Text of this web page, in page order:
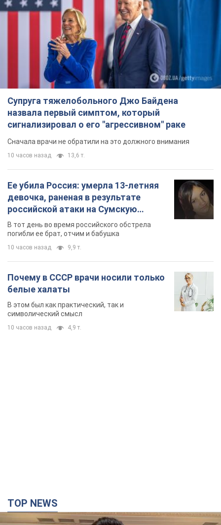
Супруга тяжелобольного Джо Байдена
назвала первый симптом, который
сигнализировал о его "агрессивном" раке
Сначала врачи не обратили на это должного внимания
10 часов назад 13,6 т.
Ее убила Россия: умерла 13-летняя
девочка, раненая в результате
российской атаки на Сумскую
область. Фото
В тот день во время российского обстрела
погибли ее брат, отчим и бабушка
10 часов назад 9,9 т.
Почему в СССР врачи носили только
белые халаты
В этом был как практический, так и
символический смысл
10 часов назад 4,9 т.
TOP NEWS